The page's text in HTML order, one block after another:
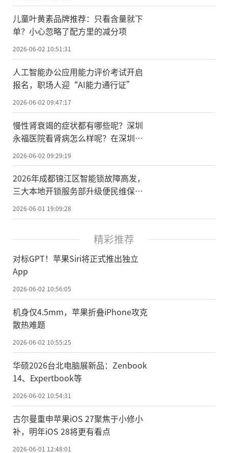
儿童叶黄素品牌推荐：只看含量就下
单？小心忽略了配方里的减分项
2026-06-02 10:51:31
人工智能办公应用能力评价考试开启
报名，职场人迎“AI能力通行证”
2026-06-02 09:47:17
慢性肾衰竭的症状都有哪些呢？深圳
永福医院看肾病怎么样呢？在深圳宝
2026-06-02 09:29:19
2026年成都锦江区智能锁故障高发，
三大本地开锁服务部升级便民维保体
系
2026-06-01 19:09:28
精彩推荐
对标GPT！苹果Siri将正式推出独立
App
2026-06-02 10:56:05
机身仅4.5mm，苹果折叠iPhone攻克
散热难题
2026-06-02 10:55:25
华硕2026台北电脑展新品：Zenbook
14、Expertbook等
2026-06-02 10:54:31
古尔曼重申苹果iOS 27聚焦于小修小
补，明年iOS 28将更有看点
2026-06-01 12:48:01